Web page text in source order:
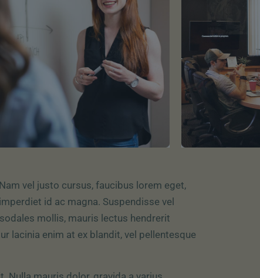
vel justo cursus, faucibus lorem eget,
id ac magna. Suspendisse vel
mollis, mauris lectus hendrerit
lacinia enim at ex blandit, vel pellentesque